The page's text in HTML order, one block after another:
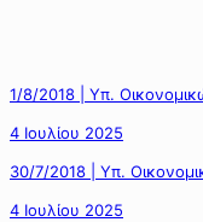
1/8/2018 | Υπ.
4 Ιουλίου 2025
30/7/2018 | Υπ.
4 Ιουλίου 2025